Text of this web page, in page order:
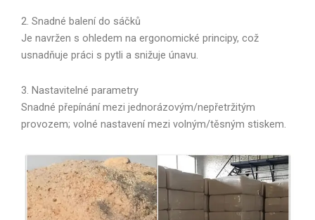
2. Snadné balení do sáčků
Je navržen s ohledem na ergonomické principy, což
usnadňuje práci s pytli a snižuje únavu.
3. Nastavitelné parametry
Snadné přepínání mezi jednorázovým/nepřetržitým
provozem; volné nastavení mezi volným/těsným stiskem.